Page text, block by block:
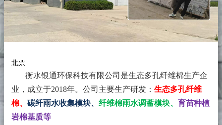
北票
衡水银通环保科技有限公司是生态多孔纤维棉生产企
业，成立于2018年。 公司主要生产研发： 生态多孔纤维
棉、 碳纤雨水收集模块、 纤维棉雨水调蓄模块、 育苗种植
岩棉基质等